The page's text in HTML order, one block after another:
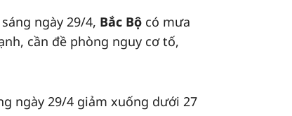
ngày 29/4, Bắc Bộ có mưa
cần đề phòng nguy cơ tố,
ngày 29/4 giảm xuống dưới 27